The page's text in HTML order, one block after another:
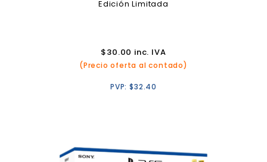
Edición Limitada
$30.00 inc. IVA
(Precio oferta al contado)
PVP:$32.40